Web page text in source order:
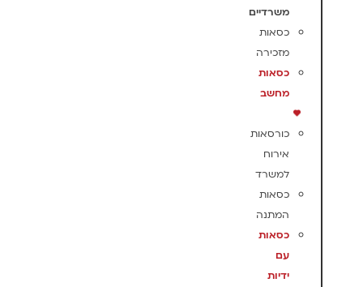
משרדיים
כסאות
מזכירה
כסאות
מחשב
כורסאות
אירוח
למשרד
כסאות
המתנה
כסאות
עם
ידיות